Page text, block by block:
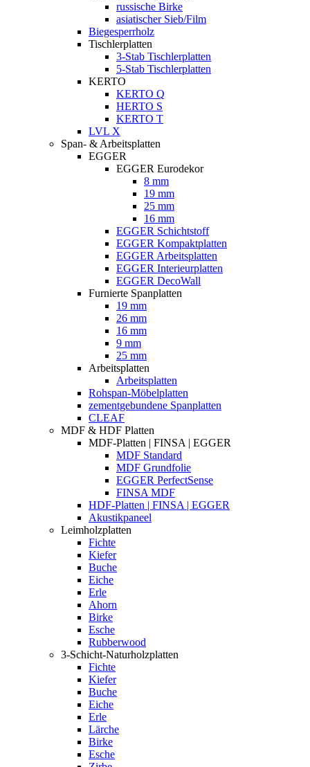
russische Birke
asiatischer Sieb/Film
Biegesperrholz
Tischlerplatten
3-Stab Tischlerplatten
5-Stab Tischlerplatten
KERTO
KERTO Q
HERTO S
KERTO T
LVL X
Span- & Arbeitsplatten
EGGER
EGGER Eurodekor
8 mm
19 mm
25 mm
16 mm
EGGER Schichtstoff
EGGER Kompaktplatten
EGGER Arbeitsplatten
EGGER Interieurplatten
EGGER DecoWall
Furnierte Spanplatten
19 mm
26 mm
16 mm
9 mm
25 mm
Arbeitsplatten
Arbeitsplatten
Rohspan-Möbelplatten
zementgebundene Spanplatten
CLEAF
MDF & HDF Platten
MDF-Platten | FINSA | EGGER
MDF Standard
MDF Grundfolie
EGGER PerfectSense
FINSA MDF
HDF-Platten | FINSA | EGGER
Akustikpaneel
Leimholzplatten
Fichte
Kiefer
Buche
Eiche
Erle
Ahorn
Birke
Esche
Rubberwood
3-Schicht-Naturholzplatten
Fichte
Kiefer
Buche
Eiche
Erle
Lärche
Birke
Esche